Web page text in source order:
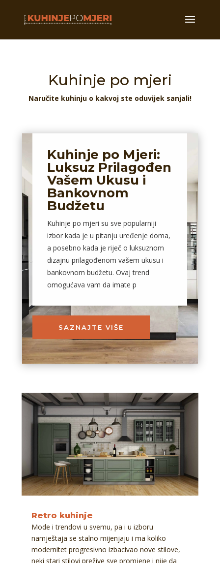
Kuhinje po mjeri
Naručite kuhinju o kakvoj ste oduvijek sanjali!
Kuhinje po Mjeri:
Luksuz Prilagođen
Vašem Ukusu i
Bankovnom
Budžetu
Kuhinje po mjeri su sve popularniji
izbor kada je u pitanju uređenje doma,
a posebno kada je riječ o luksuznom
dizajnu prilagođenom vašem ukusu i
bankovnom budžetu. Ovaj trend
omogućava vam da imate p
SAZNAJTE VIŠE
Retro kuhinje
Mode i trendovi u svemu, pa i u izboru
namještaja se stalno mijenjaju i ma koliko
modernitet progresivno izbacivao nove stilove,
neki stari stilovi prežive sve promjene i nije da